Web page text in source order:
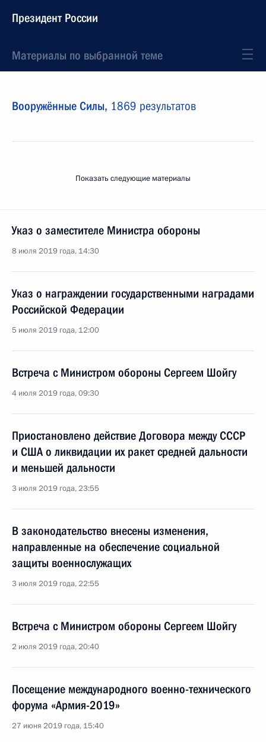
Президент России
Материалы по выбранной теме
Вооружённые Силы, 1869 результатов
Показать следующие материалы
Указ о заместителе Министра обороны
8 июля 2019 года, 14:30
Указ о награждении государственными наградами
Российской Федерации
5 июля 2019 года, 12:00
Встреча с Министром обороны Сергеем Шойгу
4 июля 2019 года, 09:30
Приостановлено действие Договора между СССР
и США о ликвидации их ракет средней дальности
и меньшей дальности
3 июля 2019 года, 23:55
В законодательство внесены изменения,
направленные на обеспечение социальной
защиты военнослужащих
3 июля 2019 года, 22:55
Встреча с Министром обороны Сергеем Шойгу
2 июля 2019 года, 20:40
Посещение международного военно-технического
форума «Армия-2019»
27 июня 2019 года, 15:40